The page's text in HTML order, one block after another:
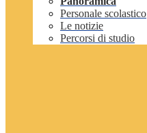
Personale scolastico
Le notizie
Percorsi di studio